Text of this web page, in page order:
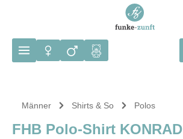
Männer Shirts & So Polos
FHB Polo-Shirt KONRAD